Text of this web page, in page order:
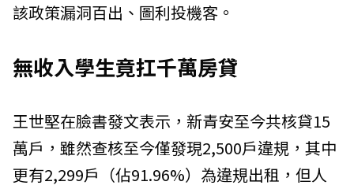
該政策漏洞百出、圖利投機客。
無收入學生竟扛千萬房貸
王世堅在臉書發文表示，新青安至今共核貸15
萬戶，雖然查核至今僅發現2,500戶違規，其中
更有2,299戶（佔91.96%）為違規出租，但人